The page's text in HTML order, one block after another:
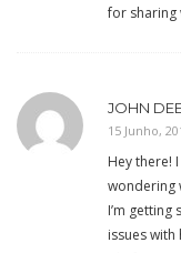
for sharing
JOHN
15 Junho,
Hey there!
wondering
I’m getting
issues